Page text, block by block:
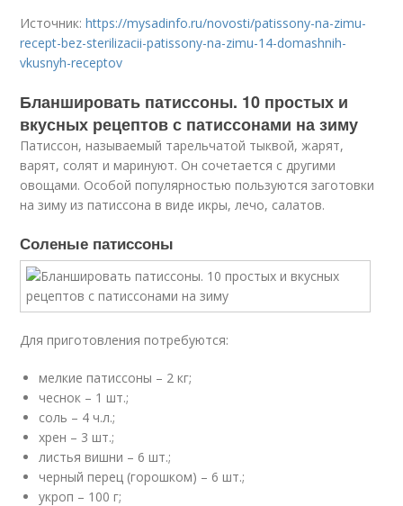
Источник:https://mysadinfo.ru/novosti/patissony-na-zimu-
recept-bez-sterilizacii-patissony-na-zimu-14-domashnih-
vkusnyh-receptov
Бланшировать патиссоны. 10 простых и
вкусных рецептов с патиссонами на зиму
Патиссон, называемый тарельчатой тыквой, жарят,
варят, солят и маринуют. Он сочетается с другими
овощами. Особой популярностью пользуются заготовки
на зиму из патиссона в виде икры, лечо, салатов.
Соленые патиссоны
Для приготовления потребуются:
мелкие патиссоны – 2 кг;
чеснок – 1 шт.;
соль – 4 ч.л.;
хрен – 3 шт.;
листья вишни – 6 шт.;
черный перец (горошком) – 6 шт.;
укроп – 100 г;